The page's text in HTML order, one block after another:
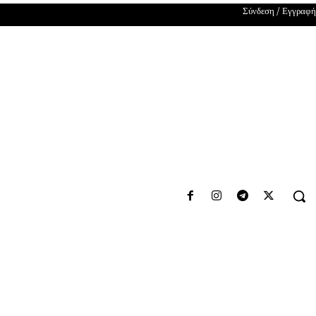
Σύνδεση / Εγγραφή